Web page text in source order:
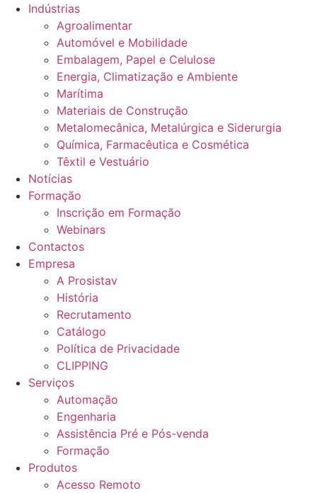
Indústrias
Agroalimentar
Automóvel e Mobilidade
Embalagem, Papel e Celulose
Energia, Climatização e Ambiente
Marítima
Materiais de Construção
Metalomecânica, Metalúrgica e Siderurgia
Química, Farmacêutica e Cosmética
Têxtil e Vestuário
Notícias
Formação
Inscrição em Formação
Webinars
Contactos
Empresa
A Prosistav
História
Recrutamento
Catálogo
Política de Privacidade
CLIPPING
Serviços
Automação
Engenharia
Assistência Pré e Pós-venda
Formação
Produtos
Acesso Remoto